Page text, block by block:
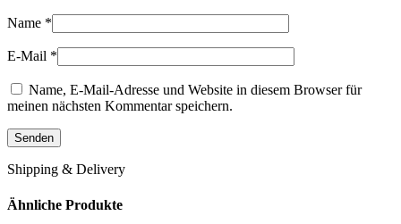
Name *
E-Mail *
Name, E-Mail-Adresse und Website in diesem Browser für
meinen nächsten Kommentar speichern.
Shipping & Delivery
Ähnliche Produkte